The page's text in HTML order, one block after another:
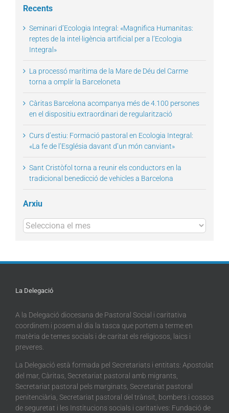
Recents
Seminari d’Ecologia Integral: «Magnifica Humanitas:
reptes de la intel·ligència artificial per a l’Ecologia
Integral»
La processó marítima de la Mare de Déu del Carme
torna a omplir la Barceloneta
Càritas Barcelona acompanya més de 4.100 persones
en el dispositiu extraordinari de regularització
Curs d’estiu: Formació pastoral en Ecologia Integral:
«La fe de l’Església davant d’un món canviant»
Sant Cristòfol torna a reunir els conductors en la
tradicional benedicció de vehicles a Barcelona
Arxiu
Arxius
La Delegació
A la Delegació diocesana de Pastoral Social i caritativa
coordinem i posem al dia la tasca que portem a terme en
matèria de temes socials i de caritat els religiosos, laics i
preveres.
La Delegació està formada pel Secretariats i entitats: Apostolat
del mar, Càritas, Secretariat pastoral amb migrants,
Secretariat pastoral pels marginats, Secretariat pastoral
penitenciària, Secretariat pastoral del trànsit, bombers i cossos
de seguretat i les Institucions socials i caritatives: Fundació de